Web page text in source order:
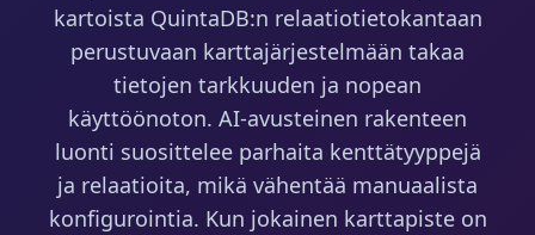
kartoista QuintaDB:n relaatiotietokantaan
perustuvaan karttajärjestelmään takaa
tietojen tarkkuuden ja nopean
käyttöönoton. AI-avusteinen rakenteen
luonti suosittelee parhaita kenttätyyppejä
ja relaatioita, mikä vähentää manuaalista
konfigurointia. Kun jokainen karttapiste on